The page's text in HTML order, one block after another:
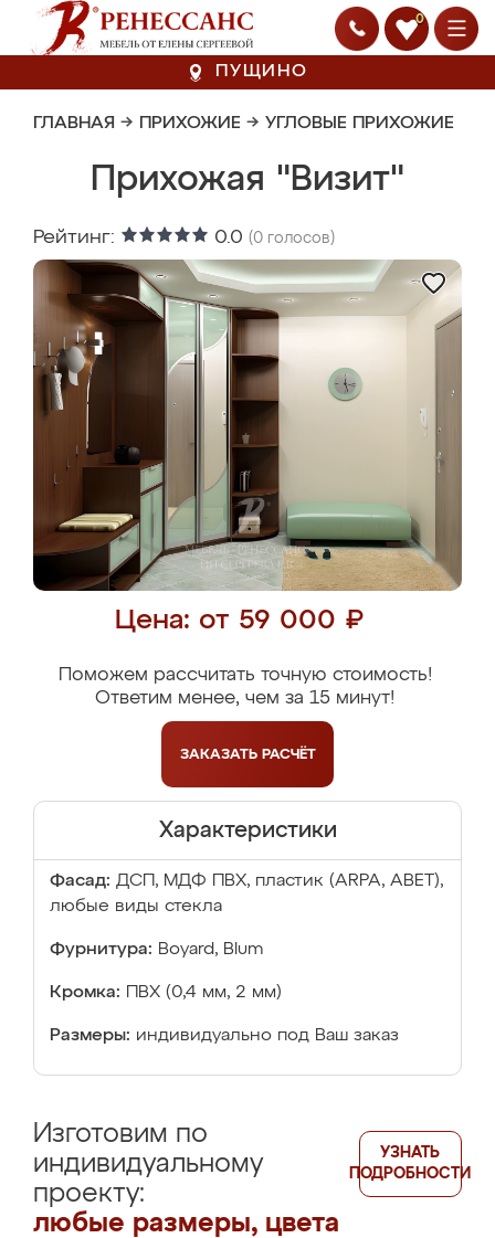
0
ПУЩИНО
ГЛАВНАЯ → ПРИХОЖИЕ → УГЛОВЫЕ ПРИХОЖИЕ
Прихожая "Визит"
Рейтинг: 0.0 (0 голосов)
Цена: от 59 000 ₽
Поможем рассчитать точную стоимость!
Ответим менее, чем за 15 минут!
ЗАКАЗАТЬ РАСЧЁТ
Характеристики
Фасад: ДСП, МДФ ПВХ, пластик (ARPA, ABET),
любые виды стекла
Фурнитура: Boyard, Blum
Кромка: ПВХ (0,4 мм, 2 мм)
Размеры: индивидуально под Ваш заказ
Изготовим по
индивидуальному
проекту:
любые размеры, цвета
УЗНАТЬ
ПОДРОБНОСТИ